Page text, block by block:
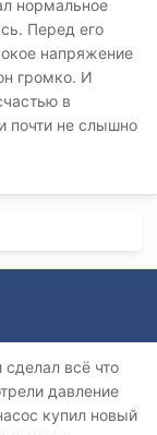
нормальное
Перед его
напряжение
громко. И
в
почти не слышно
всё что
давление
купил новый